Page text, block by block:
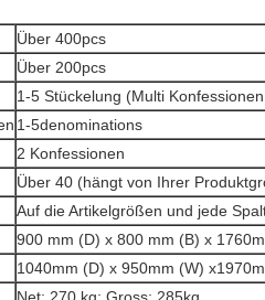
Über 400pcs
Über 200pcs
1-5 Stückelung (Multi
1-5denominations
2 Konfessionen
Über 40 (hängt von Ihrer
Auf die Artikelgrößen und jede
900 mm (D) x 800 mm (B) x
1040mm (D) x 950mm (W)